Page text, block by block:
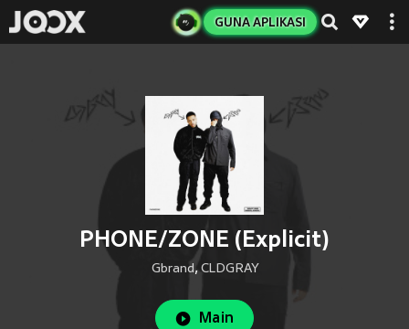
GUNA APLIKASI
PHONE/ZONE (Explicit)
Gbrand,CLDGRAY
Main